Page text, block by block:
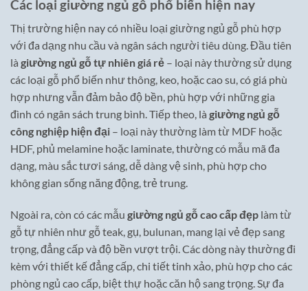
Các loại giường ngủ gỗ phổ biến hiện nay
Thị trường hiện nay có nhiều loại giường ngủ gỗ phù hợp
với đa dạng nhu cầu và ngân sách người tiêu dùng. Đầu tiên
là giường ngủ gỗ tự nhiên giá rẻ – loại này thường sử dụng
các loại gỗ phổ biến như thông, keo, hoặc cao su, có giá phù
hợp nhưng vẫn đảm bảo độ bền, phù hợp với những gia
đình có ngân sách trung bình. Tiếp theo, là giường ngủ gỗ
công nghiệp hiện đại – loại này thường làm từ MDF hoặc
HDF, phủ melamine hoặc laminate, thường có mẫu mã đa
dạng, màu sắc tươi sáng, dễ dàng vệ sinh, phù hợp cho
không gian sống năng động, trẻ trung.
Ngoài ra, còn có các mẫu giường ngủ gỗ cao cấp đẹp làm từ
gỗ tự nhiên như gỗ teak, gụ, bulunan, mang lại vẻ đẹp sang
trọng, đẳng cấp và độ bền vượt trội. Các dòng này thường đi
kèm với thiết kế đẳng cấp, chi tiết tinh xảo, phù hợp cho các
phòng ngủ cao cấp, biệt thự hoặc căn hộ sang trọng. Sự đa